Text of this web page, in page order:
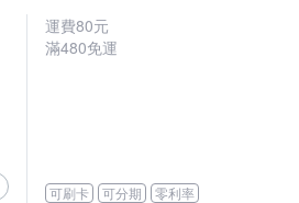
運費80元
滿480免運
可刷卡 可分期 零利率